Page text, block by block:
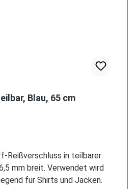
Blau, 65 cm
Reißverschluss in teilbarer
Verwendet wird
für Shirts und Jacken.